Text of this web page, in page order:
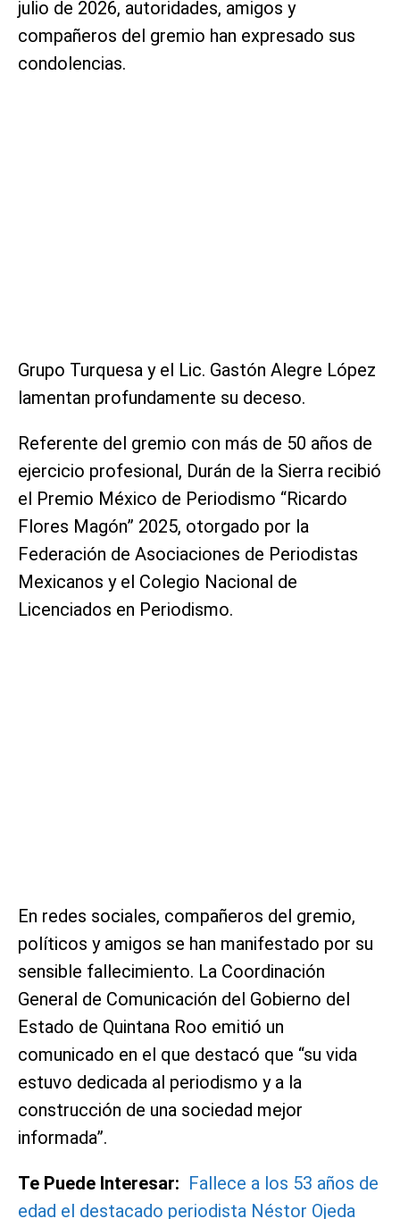
julio de 2026, autoridades, amigos y
compañeros del gremio han expresado sus
condolencias.
Grupo Turquesa y el Lic. Gastón Alegre López
lamentan profundamente su deceso.
Referente del gremio con más de 50 años de
ejercicio profesional, Durán de la Sierra recibió
el Premio México de Periodismo “Ricardo
Flores Magón” 2025, otorgado por la
Federación de Asociaciones de Periodistas
Mexicanos y el Colegio Nacional de
Licenciados en Periodismo.
En redes sociales, compañeros del gremio,
políticos y amigos se han manifestado por su
sensible fallecimiento. La Coordinación
General de Comunicación del Gobierno del
Estado de Quintana Roo emitió un
comunicado en el que destacó que “su vida
estuvo dedicada al periodismo y a la
construcción de una sociedad mejor
informada”.
Te Puede Interesar: Fallece a los 53 años de
edad el destacado periodista Néstor Ojeda